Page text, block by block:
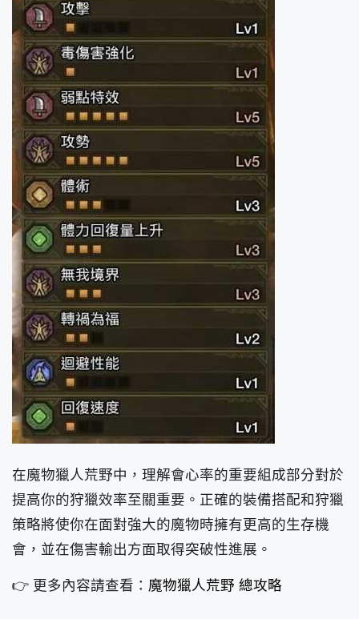
在魔物獵人荒野中，理解會心率的重要組成部分對於
提高你的狩獵效率至關重要。正確的裝備搭配和狩獵
策略將使你在面對強大的魔物時擁有更高的生存機
會，並在傷害輸出方面取得突破性進展。
👉 更多內容請查看： 魔物獵人荒野 總攻略